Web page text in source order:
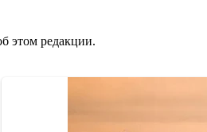
этом редакции.